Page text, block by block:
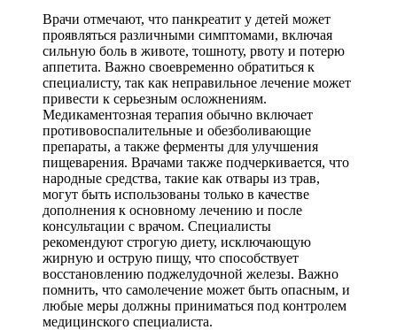
Врачи отмечают, что панкреатит у детей может
проявляться различными симптомами, включая
сильную боль в животе, тошноту, рвоту и потерю
аппетита. Важно своевременно обратиться к
специалисту, так как неправильное лечение может
привести к серьезным осложнениям.
Медикаментозная терапия обычно включает
противовоспалительные и обезболивающие
препараты, а также ферменты для улучшения
пищеварения. Врачами также подчеркивается, что
народные средства, такие как отвары из трав,
могут быть использованы только в качестве
дополнения к основному лечению и после
консультации с врачом. Специалисты
рекомендуют строгую диету, исключающую
жирную и острую пищу, что способствует
восстановлению поджелудочной железы. Важно
помнить, что самолечение может быть опасным, и
любые меры должны приниматься под контролем
медицинского специалиста.